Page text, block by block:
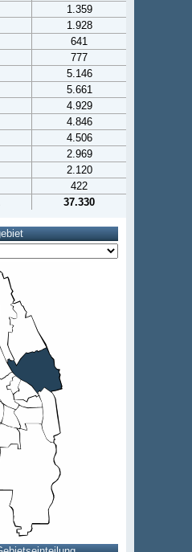
1.359
1.928
641
777
5.146
5.661
4.929
4.846
4.506
2.969
2.120
422
37.330